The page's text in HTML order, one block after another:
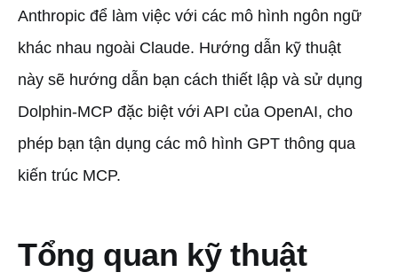
Anthropic để làm việc với các mô hình ngôn ngữ
khác nhau ngoài Claude. Hướng dẫn kỹ thuật
này sẽ hướng dẫn bạn cách thiết lập và sử dụng
Dolphin-MCP đặc biệt với API của OpenAI, cho
phép bạn tận dụng các mô hình GPT thông qua
kiến trúc MCP.
Tổng quan kỹ thuật